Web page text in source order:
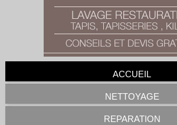
ACCUEIL
NETTOYAGE
REPARATION